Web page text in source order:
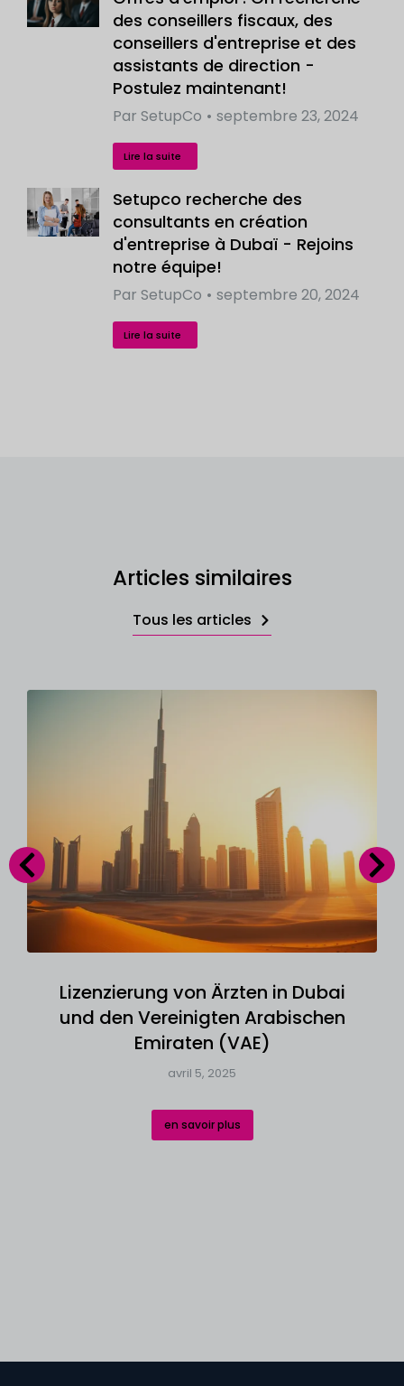
des conseillers fiscaux, des
conseillers d'entreprise et des
assistants de direction -
Postulez maintenant!
Par SetupCo septembre 23, 2024
Lire la suite
Setupco recherche des
consultants en création
d'entreprise à Dubaï - Rejoins
notre équipe!
Par SetupCo septembre 20, 2024
Lire la suite
Articles similaires
Tous les articles
Lizenzierung von Ärzten in Dubai
und den Vereinigten Arabischen
Emiraten (VAE)
avril 5, 2025
en savoir plus